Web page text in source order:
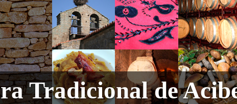
Tradicional de